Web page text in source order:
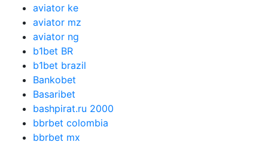
aviator ke
aviator mz
aviator ng
b1bet BR
b1bet brazil
Bankobet
Basaribet
bashpirat.ru 2000
bbrbet colombia
bbrbet mx